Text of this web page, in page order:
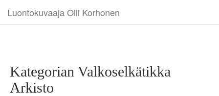
Luontokuvaaja Olli Korhonen
Kategorian Valkoselkätikka
Arkisto